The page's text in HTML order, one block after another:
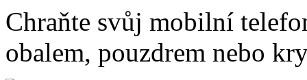
Chraňte svůj mobilní
obalem, pouzdrem nebo